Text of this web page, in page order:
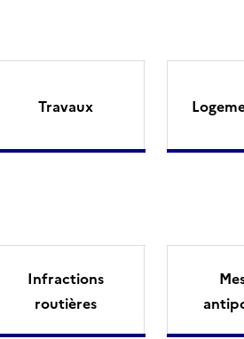
Travaux
Infractions
routières